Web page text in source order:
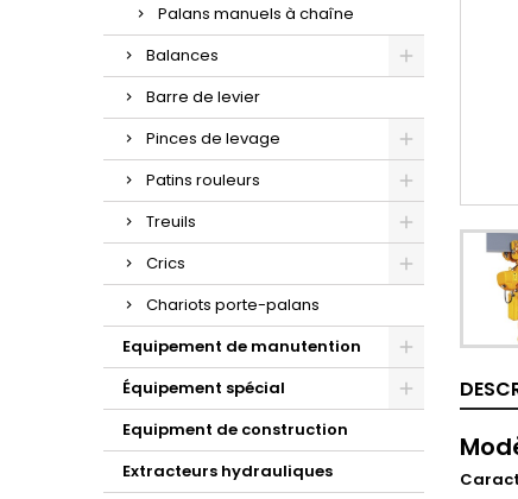
Palans manuels à chaîne
Balances
Barre de levier
Pinces de levage
Patins rouleurs
Treuils
Crics
Chariots porte-palans
Equipement de manutention
Équipement spécial
Equipment de construction
Extracteurs hydrauliques